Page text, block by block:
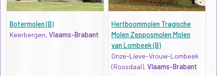
Botermolen (B)
Keerbergen, Vlaams-Brabant
Hertboommolen Tragische
Molen Zepposmolen Molen
van Lombeek (B)
Onze-Lieve-Vrouw-Lombeek
(Roosdaal),Vlaams-Brabant